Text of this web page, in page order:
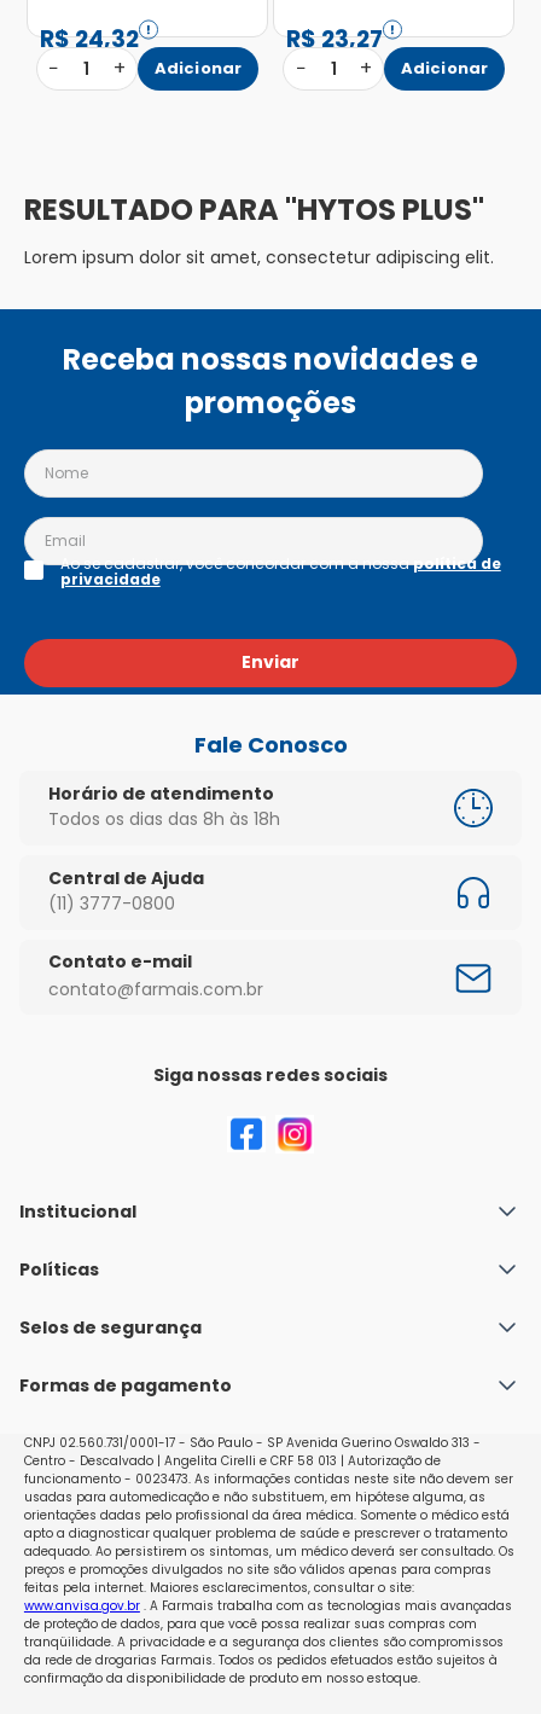
R$24,32
− 1 + Adicionar
R$23,27
− 1 + Adicionar
HYTOS PLUS
Lorem ipsum dolor sit amet, consectetur adipiscing elit.
Receba nossas novidades e
promoções
Enviar
Ao se cadastrar, você concordar com a nossapolítica de
privacidade
Fale Conosco
Horário de atendimento
Todos os dias das 8h às 18h
Central de Ajuda
(11) 3777-0800
Contato e-mail
contato@farmais.com.br
Siga nossas redes sociais
Institucional
Quem Somos
Nossas lojas
Políticas
Política de Envio
Políticas de Trocas e Devoluções
Selos de segurança
Formas de pagamento
CNPJ 02.560.731/0001-17 - São Paulo - SP Avenida Guerino Oswaldo 313 -
Centro - Descalvado | Angelita Cirelli e CRF 58 013 | Autorização de
funcionamento - 0023473. As informações contidas neste site não devem ser
usadas para automedicação e não substituem, em hipótese alguma, as
orientações dadas pelo profissional da área médica. Somente o médico está
apto a diagnosticar qualquer problema de saúde e prescrever o tratamento
adequado. Ao persistirem os sintomas, um médico deverá ser consultado. Os
preços e promoções divulgados no site são válidos apenas para compras
feitas pela internet. Maiores esclarecimentos, consultar o site:
www.anvisa.gov.br. A Farmais trabalha com as tecnologias mais avançadas
de proteção de dados, para que você possa realizar suas compras com
tranqüilidade. A privacidade e a segurança dos clientes são compromissos
da rede de drogarias Farmais. Todos os pedidos efetuados estão sujeitos à
confirmação da disponibilidade de produto em nosso estoque.